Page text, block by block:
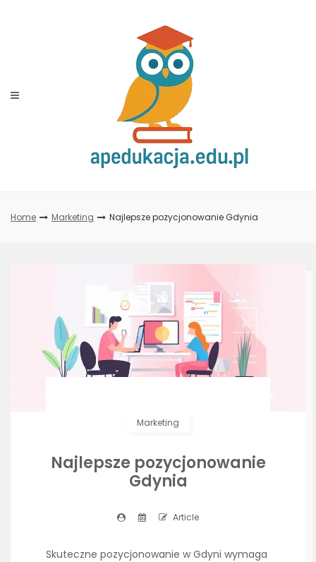
Home Marketing Najlepsze pozycjonowanie Gdynia
Marketing
Najlepsze pozycjonowanie
Gdynia
Article
Skuteczne pozycjonowanie w Gdyni wymaga